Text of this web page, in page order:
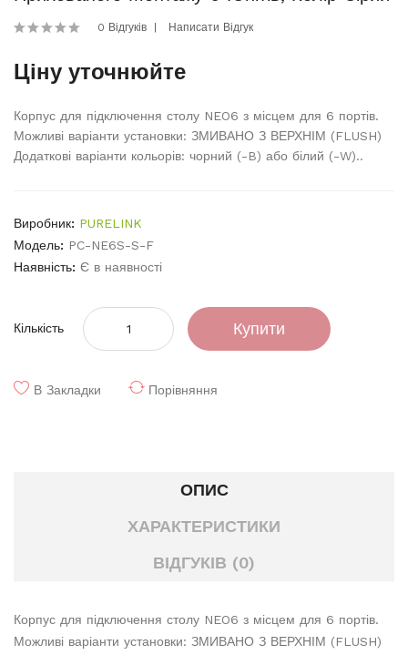
0 Відгуків Написати Відгук
Ціну уточнюйте
Корпус для підключення столу NEO6 з місцем для 6 портів.
Можливі варіанти установки: ЗМИВАНО З ВЕРХНІМ (FLUSH)
Додаткові варіанти кольорів: чорний (-B) або білий (-W)..
Виробник: PURELINK
Модель: PC-NE6S-S-F
Наявність: Є в наявності
Кількість Купити
В Закладки Порівняння
ОПИС
ХАРАКТЕРИСТИКИ
ВІДГУКІВ (0)
Корпус для підключення столу NEO6 з місцем для 6 портів.
Можливі варіанти установки: ЗМИВАНО З ВЕРХНІМ (FLUSH)